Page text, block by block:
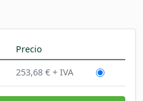
Precio
253,68 € + IVA